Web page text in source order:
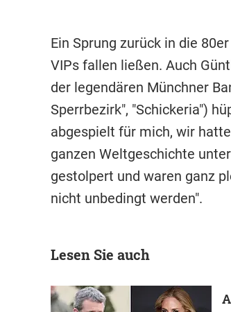
Ein Sprung zurück in die
VIPs fallen ließen. Auch
der legendären Münchner
Sperrbezirk", "Schickeria")
abgespielt für mich, wir
ganzen Weltgeschichte
gestolpert und waren ganz
nicht unbedingt werden".
Lesen Sie auch